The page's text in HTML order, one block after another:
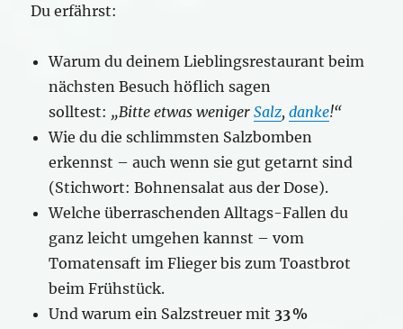
Du erfährst:
Warum du deinem Lieblingsrestaurant beim
nächsten Besuch höflich sagen
solltest: „Bitte etwas wenigerSalz,danke!“
Wie du die schlimmsten Salzbomben
erkennst – auch wenn sie gut getarnt sind
(Stichwort: Bohnensalat aus der Dose).
Welche überraschenden Alltags-Fallen du
ganz leicht umgehen kannst – vom
Tomatensaft im Flieger bis zum Toastbrot
beim Frühstück.
Und warum ein Salzstreuer mit 33 %